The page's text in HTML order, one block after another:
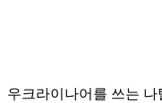
우크라이나어를 쓰는